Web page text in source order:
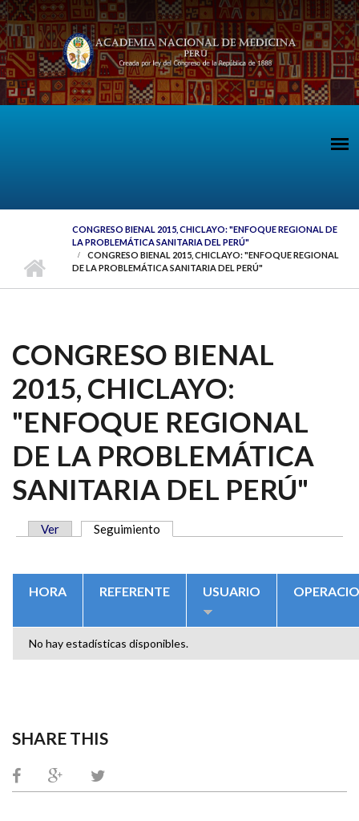
Pasar al contenido principal
CONGRESO BIENAL 2015, CHICLAYO: "ENFOQUE REGIONAL DE
LA PROBLEMÁTICA SANITARIA DEL PERÚ"
CONGRESO BIENAL 2015, CHICLAYO: "ENFOQUE REGIONAL
DE LA PROBLEMÁTICA SANITARIA DEL PERÚ"
CONGRESO BIENAL
2015, CHICLAYO:
"ENFOQUE REGIONAL
DE LA PROBLEMÁTICA
SANITARIA DEL PERÚ"
Ver Seguimiento
HORA REFERENTE USUARIO
No hay estadísticas disponibles.
SHARE THIS